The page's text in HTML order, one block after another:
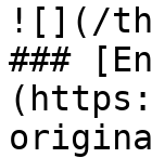
![](/
###